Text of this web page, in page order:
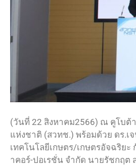
(วันที่ 22 สิงหาคม2566) ณ คูโบต้
แห่งชาติ (สวทช.) พร้อมด้วย ดร.
เทคโนโลยีเกษตร/เกษตรอัจฉริย
าคอร์-ปอเรชั่น จำกัด นายรัชกฤต